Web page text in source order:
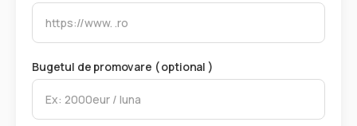
Bugetul de promovare ( optional )